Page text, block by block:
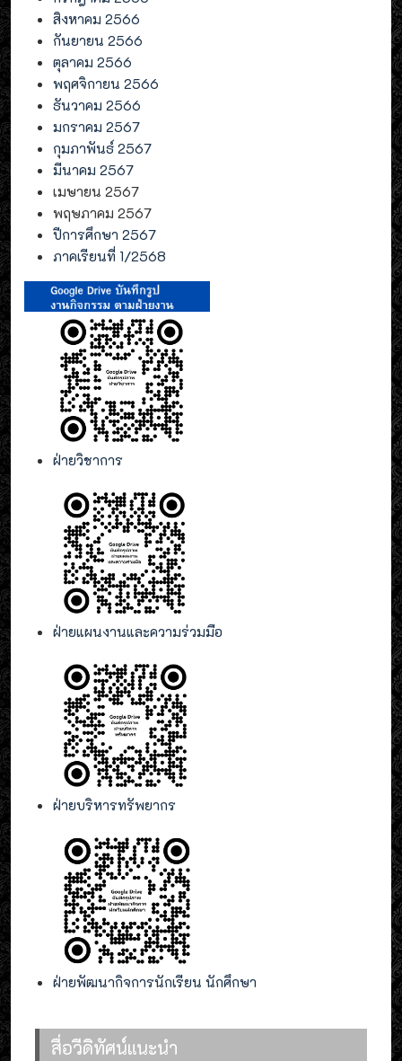
สิงหาคม 2566
กันยายน 2566
ตุลาคม 2566
พฤศจิกายน 2566
ธันวาคม 2566
มกราคม 2567
กุมภาพันธ์ 2567
มีนาคม 2567
เมษายน 2567
พฤษภาคม 2567
ปีการศึกษา 2567
ภาคเรียนที่ 1/2568
ฝ่ายวิชาการ
ฝ่ายแผนงานและความร่วมมือ
ฝ่ายบริหารทรัพยากร
ฝ่ายพัฒนากิจการนักเรียน นักศึกษา
สื่อวีดิทัศน์แนะนำ